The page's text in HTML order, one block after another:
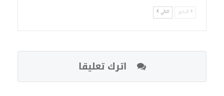
السابق التالي
اترك تعليقا